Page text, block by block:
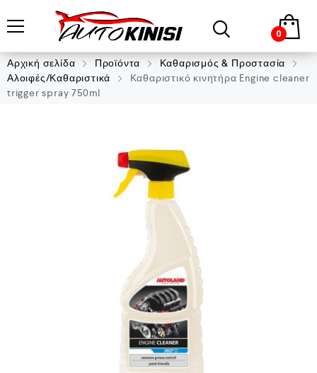
0
Αρχική σελίδα Προϊόντα
Καθαρισμός & Προστασία
Αλοιφές/Καθαριστικά
Καθαριστικό κινητήρα Engine cleaner
trigger spray 750ml